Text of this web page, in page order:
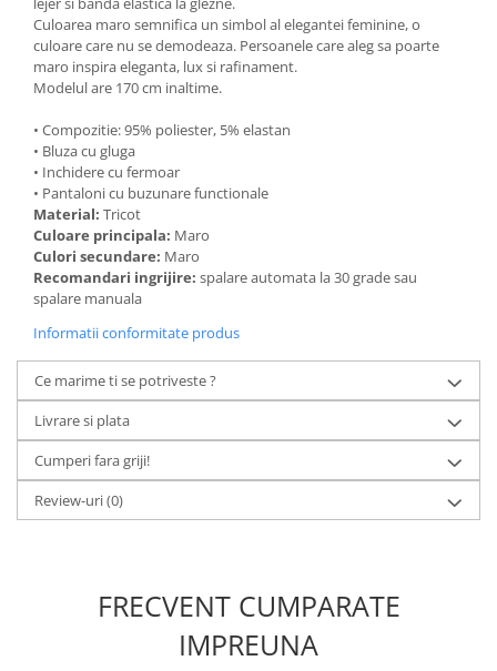
Culoarea maro semnifica un simbol al elegantei feminine, o
culoare care nu se demodeaza. Persoanele care aleg sa poarte
maro inspira eleganta, lux si rafinament.
Modelul are 170 cm inaltime.
• Compozitie: 95% poliester, 5% elastan
• Bluza cu gluga
• Inchidere cu fermoar
• Pantaloni cu buzunare functionale
Material: Tricot
Culoare principala: Maro
Culori secundare: Maro
Recomandari ingrijire: spalare automata la 30 grade sau
spalare manuala
Informatii conformitate produs
Ce marime ti se potriveste ?
Livrare si plata
Cumperi fara griji!
Review-uri(0)
FRECVENT CUMPARATE
IMPREUNA